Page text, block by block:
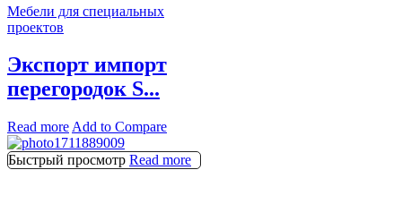
Мебели для специальных
проектов
Экспорт импорт
перегородок S...
Read more Add to Compare
Быстрый просмотр Read more